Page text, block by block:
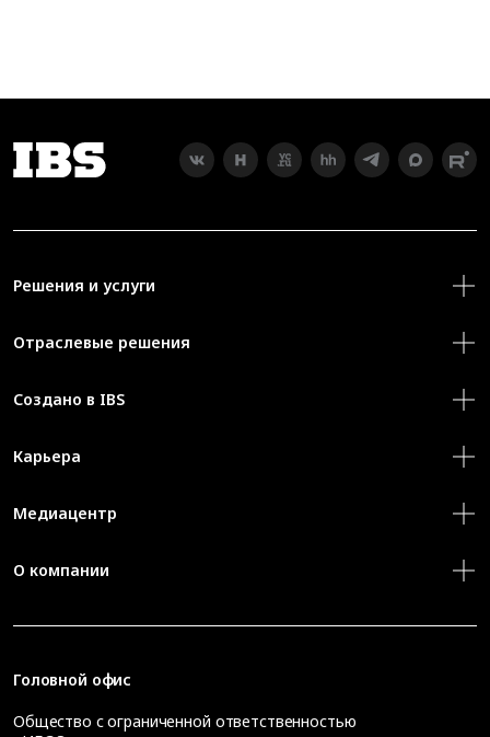
Решения и услуги
Отраслевые решения
Создано в IBS
Карьера
Медиацентр
О компании
Головной офис
Общество с ограниченной ответственностью